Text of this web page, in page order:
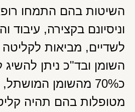
השיטות בהם התמחו
וניסיונם בקצירה, עיבוד
לשדיים, מביאות
השומן ובד"כ ניתן
כ70% מהשומן
מטופלות בהם תהיה